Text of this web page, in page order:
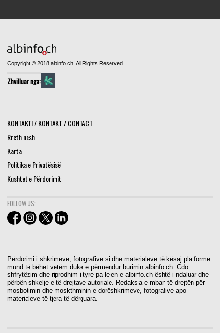
Copyright © 2018 albinfo.ch. All Rights Reserved.
Zhvilluar nga:
KONTAKTI / KONTAKT / CONTACT
Rreth nesh
Karta
Politika e Privatësisë
Kushtet e Përdorimit
FOLLOW US:
Përdorimi i shkrimeve, fotografive si dhe materialeve të kësaj platforme
mund të bëhet vetëm duke e përmendur burimin albinfo.ch. Cdo
shfrytëzim dhe riprodhim i tyre pa lejen e albinfo.ch është i ndaluar dhe
përbën shkelje e të drejtave autoriale. Redaksia e mban të drejtën për
mosbotimin dhe moskthminin e dorëshkrimeve, fotografive apo
materialeve të tjera të dërguara.